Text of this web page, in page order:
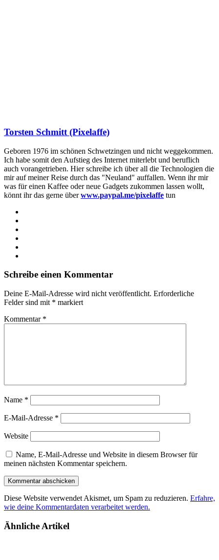
Torsten Schmitt (Pixelaffe)
Geboren 1976 im schönen Schwetzingen und nicht weggekommen.
Ich habe somit den Aufstieg des Internet miterlebt und beruflich
auch vorangetrieben. Hier schreibe ich über all die Technologien die
mir auf meiner Reise durch das "Neuland" auffallen. Wenn ihr mir
was für einen Kaffee oder neue Gadgets zukommen lassen wollt,
könnt ihr das gerne überwww.paypal.me/pixelaffe tun
Schreibe einen Kommentar
Deine E-Mail-Adresse wird nicht veröffentlicht. Erforderliche
Felder sind mit * markiert
Kommentar *
Name *
E-Mail-Adresse *
Website
Name, E-Mail-Adresse und Website in diesem Browser für
meinen nächsten Kommentar speichern.
Diese Website verwendet Akismet, um Spam zu reduzieren. Erfahre,
wie deine Kommentardaten verarbeitet werden.
Ähnliche Artikel